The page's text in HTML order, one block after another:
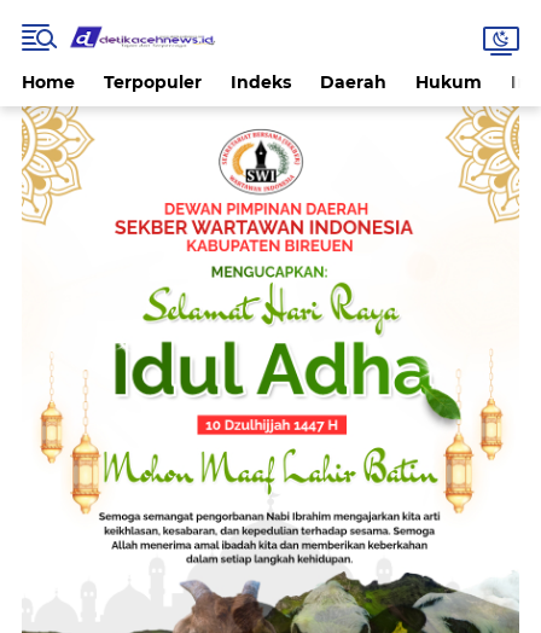
Home Terpopuler Indeks Daerah Hukum